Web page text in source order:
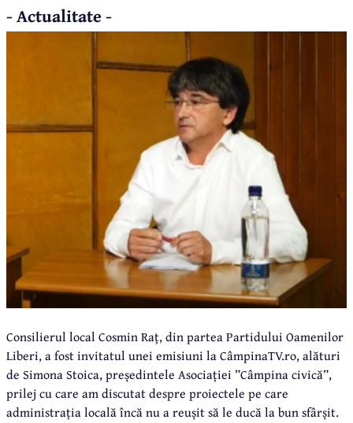
- Actualitate -
Consilierul local Cosmin Raț, din partea Partidului Oamenilor
Liberi, a fost invitatul unei emisiuni la CâmpinaTV.ro, alături
de Simona Stoica, președintele Asociației ”Câmpina civică”,
prilej cu care am discutat despre proiectele pe care
administrația locală încă nu a reușit să le ducă la bun sfârșit.